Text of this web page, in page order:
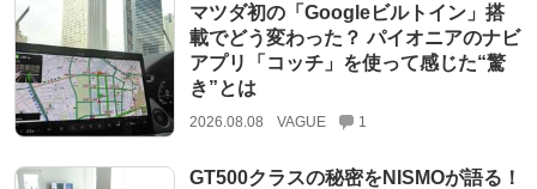
マツダ初の「Googleビルトイン」搭
載でどう変わった？ パイオニアのナビ
アプリ「コッチ」を使って感じた“驚
き”とは
2026.08.08 VAGUE 1
GT500クラスの秘密をNISMOが語る！